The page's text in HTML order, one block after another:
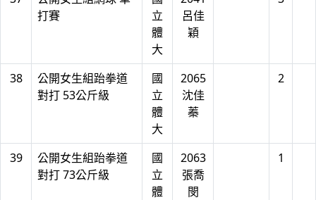
打賽
立
體
大
呂佳
穎
38
公開女生組跆拳道
對打 53公斤級
國
立
體
大
2065
沈佳
蓁
2
39
公開女生組跆拳道
對打 73公斤級
國
立
體
2063
張喬
閔
1